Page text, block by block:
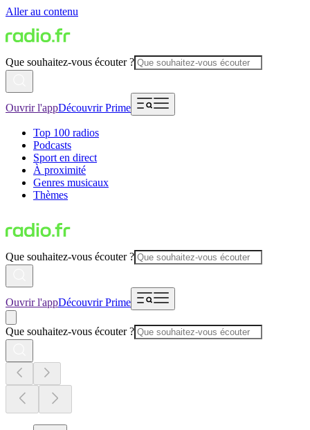
Aller au contenu
Que souhaitez-vous écouter ?
Ouvrir l'appDécouvrir Prime
Top 100 radios
Podcasts
Sport en direct
À proximité
Genres musicaux
Thèmes
Que souhaitez-vous écouter ?
Ouvrir l'appDécouvrir Prime
Que souhaitez-vous écouter ?